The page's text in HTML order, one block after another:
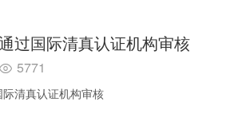
过国际清真认证机构审核
 5771
清真认证机构审核